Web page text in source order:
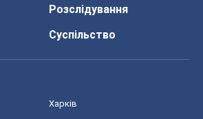
Розслідування
Суспільство
Харків